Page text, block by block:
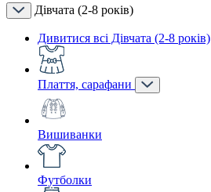
Дівчата (2-8 років)
Дивитися всі Дівчата (2-8 років)
Плаття, сарафани
Вишиванки
Футболки